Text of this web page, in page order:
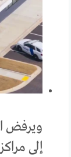
ويرفض
إلى